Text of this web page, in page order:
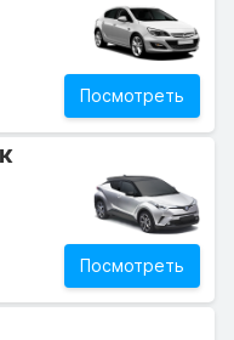
Посмотреть
Посмотреть